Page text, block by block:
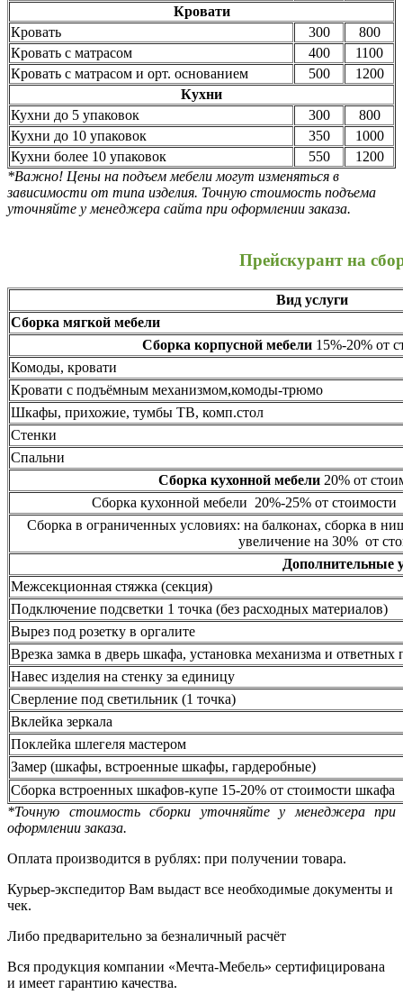
Кровати
Кровать
300
800
Кровать с матрасом
400
1100
Кровать с матрасом и орт. основанием
500
1200
Кухни
Кухни до 5 упаковок
300
800
Кухни до 10 упаковок
350
1000
Кухни более 10 упаковок
550
1200
*Важно! Цены на подъем мебели могут изменяться в
зависимости от типа изделия. Точную стоимость подъема
уточняйте у менеджера сайта при оформлении заказа.
Прейскурант на
Вид услуги
Сборка мягкой мебели
Сборка корпусной мебели15%-20% от
Комоды, кровати
Кровати с подъёмным механизмом,комоды-трюмо
Шкафы, прихожие, тумбы ТВ, комп.стол
Стенки
Спальни
Сборка кухонной мебели20% от
Сборка кухонной мебели 20%-25% от стоимости
Сборка в ограниченных условиях: на балконах, сборка в
увеличение на 30% от
Дополнительные
Межсекционная стяжка (секция)
Подключение подсветки 1 точка (без расходных материалов)
Вырез под розетку в оргалите
Врезка замка в дверь шкафа, установка механизма и ответных
Навес изделия на стенку за единицу
Сверление под светильник (1 точка)
Вклейка зеркала
Поклейка шлегеля мастером
Замер (шкафы, встроенные шкафы, гардеробные)
Сборка встроенных шкафов-купе 15-20% от стоимости шкафа
*Точную стоимость сборки уточняйте у менеджера при
оформлении заказа.
Оплата производится в рублях: при получении товара.
Курьер-экспедитор Вам выдаст все необходимые документы и
чек.
Либо предварительно за безналичный расчёт
Вся продукция компании «Мечта-Мебель» сертифицирована
и имеет гарантию качества.